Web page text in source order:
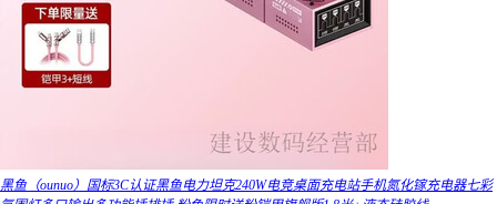
黑鱼（ounuo）国标3C认证黑鱼电力坦克240W电竞桌面充电站手机氮化镓充电器七彩